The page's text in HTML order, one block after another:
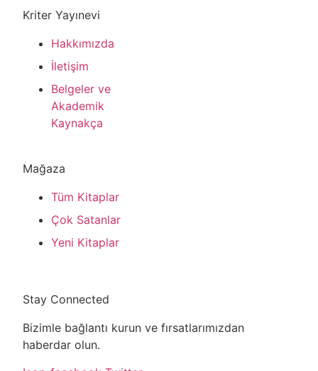
Kriter Yayınevi
Hakkımızda
İletişim
Belgeler ve
Akademik
Kaynakça
Mağaza
Tüm Kitaplar
Çok Satanlar
Yeni Kitaplar
Stay Connected
Bizimle bağlantı kurun ve fırsatlarımızdan
haberdar olun.